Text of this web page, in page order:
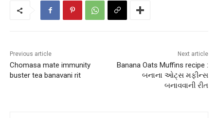
Previous article
Chomasa mate immunity
buster tea banavani rit
Next article
Banana Oats Muffins recipe :
બનાના ઓટ્સ મફીન્સ
બનાવવાની રીત